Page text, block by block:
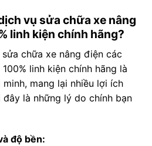
vụ sửa chữa xe nâng
linh kiện chính hãng?
chữa xe nâng điện các
linh kiện chính hãng là
mang lại nhiều lợi ích
là những lý do chính bạn
độ bền: